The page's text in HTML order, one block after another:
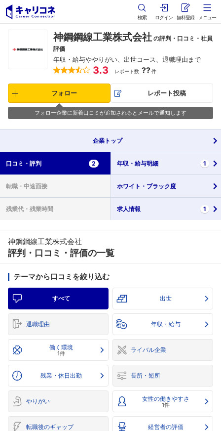
検索 ログイン 無料登録 メニュー
神鋼鋼線工業株式会社 の評判・口コミ・社員
評価
年収・給与ややりがい、出世コース、退職理由まで
3.3 レポート数 ??件
フォロー レポート投稿
フォロー企業に新着口コミが追加されるとメールで通知します
企業 トップ
口コミ・ 評判 2 年収・ 給与明細 1
転職・ 中途面接 ホワイト・ ブラック度
残業代・ 残業時間 求人情報 1
神鋼鋼線工業株式会社
評判・口コミ・評価の一覧
テーマから口コミを絞り込む
すべて 出世
退職理由 年収・給与
働く環境
1件 ライバル企業
残業・休日出勤 長所・短所
やりがい 女性の働きやすさ
1件
転職後のギャップ 経営者の評価